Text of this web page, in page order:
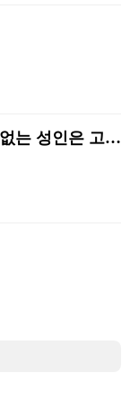
성관계를 가져본 적이 없는 성인은 고작 1%다